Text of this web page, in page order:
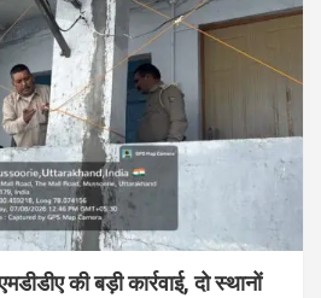
की बड़ी कार्रवाई, दो स्थानों